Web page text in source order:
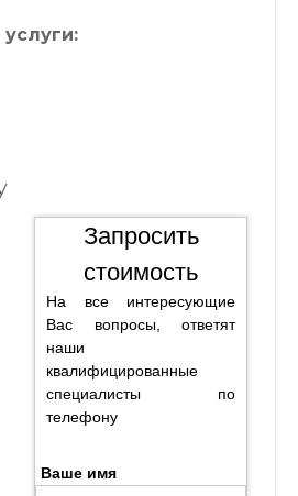
Запросить
стоимость
На все интересующие
Вас вопросы, ответят
наши
квалифицированные
специалисты по
телефону
Ваше имя